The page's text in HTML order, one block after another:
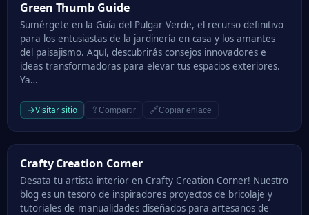
Green Thumb Guide
Green Thumb Guide
Sumérgete en la Guía del Pulgar Verde, el recurso definitivo
para los entusiastas de la jardinería en casa y los amantes
del paisajismo. Aquí, descubrirás consejos innovadores e
ideas transformadoras para elevar tus espacios exteriores.
Ya…
→Visitar sitio ⇪ Compartir 🔗Copiar enlace
Crafty Creation Corner
Crafty Creation Corner
Desata tu artista interior en Crafty Creation Corner! Nuestro
blog es un tesoro de inspiradores proyectos de bricolaje y
tutoriales de manualidades diseñados para artesanos de